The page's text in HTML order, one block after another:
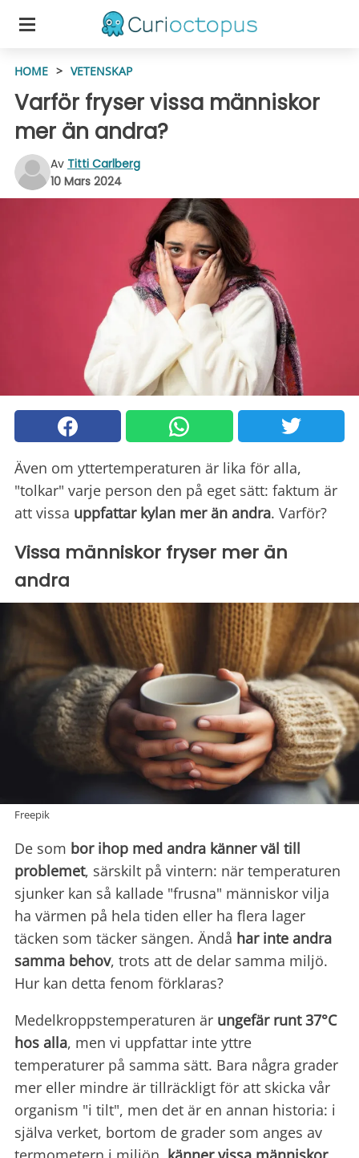
HOME > VETENSKAP
Varför fryser vissa människor
mer än andra?
Av Titti Carlberg
10 Mars 2024
Även om yttertemperaturen är lika för alla,
"tolkar" varje person den på eget sätt: faktum är
att vissa uppfattar kylan mer än andra. Varför?
Vissa människor fryser mer än
andra
Freepik
De som bor ihop med andra känner väl till
problemet, särskilt på vintern: när temperaturen
sjunker kan så kallade "frusna" människor vilja
ha värmen på hela tiden eller ha flera lager
täcken som täcker sängen. Ändå har inte andra
samma behov, trots att de delar samma miljö.
Hur kan detta fenom förklaras?
Medelkroppstemperaturen är ungefär runt 37°C
hos alla, men vi uppfattar inte yttre
temperaturer på samma sätt. Bara några grader
mer eller mindre är tillräckligt för att skicka vår
organism "i tilt", men det är en annan historia: i
själva verket, bortom de grader som anges av